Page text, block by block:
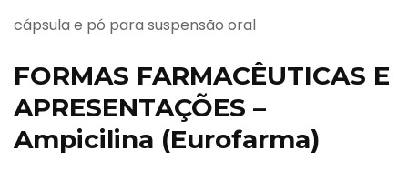
cápsula e pó para suspensão oral
FORMAS FARMACÊUTICAS E
APRESENTAÇÕES –
Ampicilina (Eurofarma)